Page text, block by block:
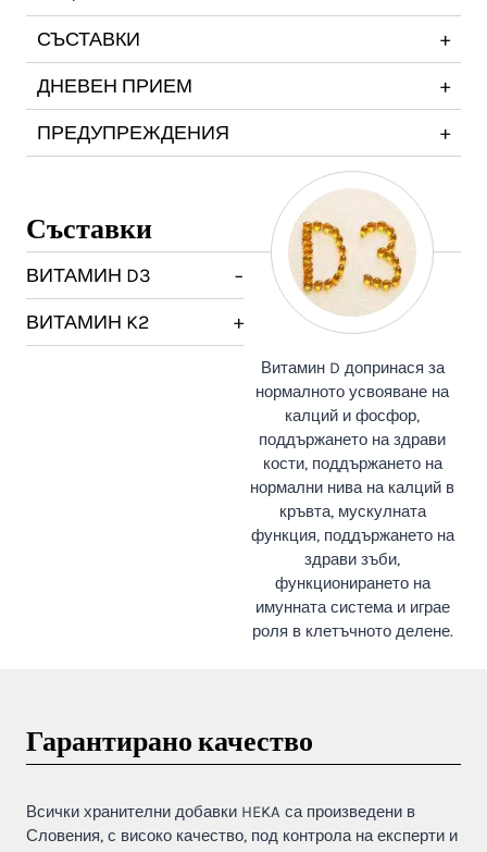
СЪСТАВКИ
+
ДНЕВЕН ПРИЕМ
+
ПРЕДУПРЕЖДЕНИЯ
+
Съставки
ВИТАМИН D3
−
ВИТАМИН K2
+
Витамин D допринася за
нормалното усвояване на
калций и фосфор,
поддържането на здрави
кости, поддържането на
нормални нива на калций в
кръвта, мускулната
функция, поддържането на
здрави зъби,
функционирането на
имунната система и играе
роля в клетъчното делене.
Гарантирано качество
Всички хранителни добавки HEKA са произведени в
Словения, с високо качество, под контрола на експерти и